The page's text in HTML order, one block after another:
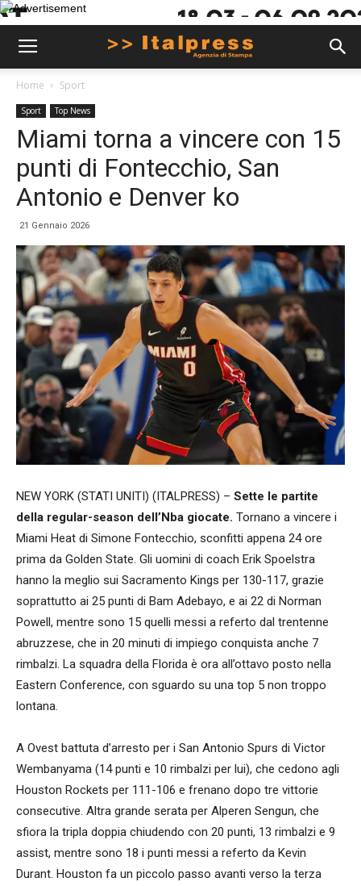
Home Sport
Sport Top News
Miami torna a vincere con 15
punti di Fontecchio, San
Antonio e Denver ko
21 Gennaio 2026
NEW YORK (STATI UNITI) (ITALPRESS) – Sette le partite
della regular-season dell’Nba giocate. Tornano a vincere i
Miami Heat di Simone Fontecchio, sconfitti appena 24 ore
prima da Golden State. Gli uomini di coach Erik Spoelstra
hanno la meglio sui Sacramento Kings per 130-117, grazie
soprattutto ai 25 punti di Bam Adebayo, e ai 22 di Norman
Powell, mentre sono 15 quelli messi a referto dal trentenne
abruzzese, che in 20 minuti di impiego conquista anche 7
rimbalzi. La squadra della Florida è ora all’ottavo posto nella
Eastern Conference, con sguardo su una top 5 non troppo
lontana.
A Ovest battuta d’arresto per i San Antonio Spurs di Victor
Wembanyama (14 punti e 10 rimbalzi per lui), che cedono agli
Houston Rockets per 111-106 e frenano dopo tre vittorie
consecutive. Altra grande serata per Alperen Sengun, che
sfiora la tripla doppia chiudendo con 20 punti, 13 rimbalzi e 9
assist, mentre sono 18 i punti messi a referto da Kevin
Durant. Houston fa un piccolo passo avanti verso la terza